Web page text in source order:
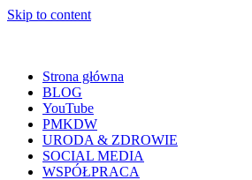
Skip to content
Strona główna
BLOG
YouTube
PMKDW
URODA & ZDROWIE
SOCIAL MEDIA
WSPÓŁPRACA